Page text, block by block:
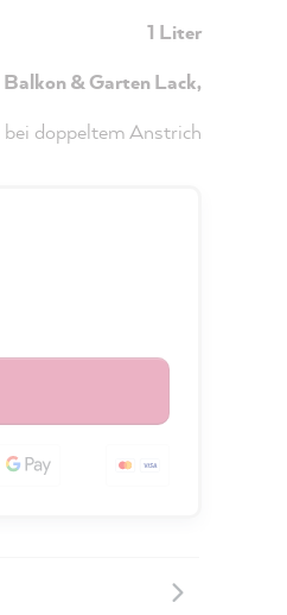
1 Liter
Balkon & Garten Lack,
bei doppeltem Anstrich